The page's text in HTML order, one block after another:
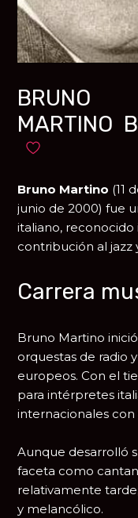
BRUNO
MARTINO
Añadir a favoritos
Bruno Martino (11
junio de 2000) fue
italiano,
contribución al jazz
Carrera
Bruno Martino
orquestas de radio
europeos. Con el
para intérpretes
internacionales
Aunque desarrolló
faceta como
relativamente
y melancólico.